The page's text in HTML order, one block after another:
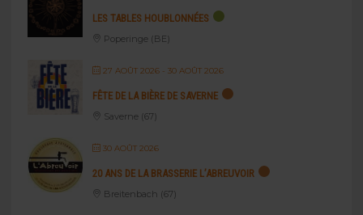
LES TABLES HOUBLONNÉES
Poperinge (BE)
27 AOÛT 2026- 30 AOÛT 2026
FÊTE DE LA BIÈRE DE SAVERNE
Saverne (67)
30 AOÛT 2026
20 ANS DE LA BRASSERIE L’ABREUVOIR
Breitenbach (67)